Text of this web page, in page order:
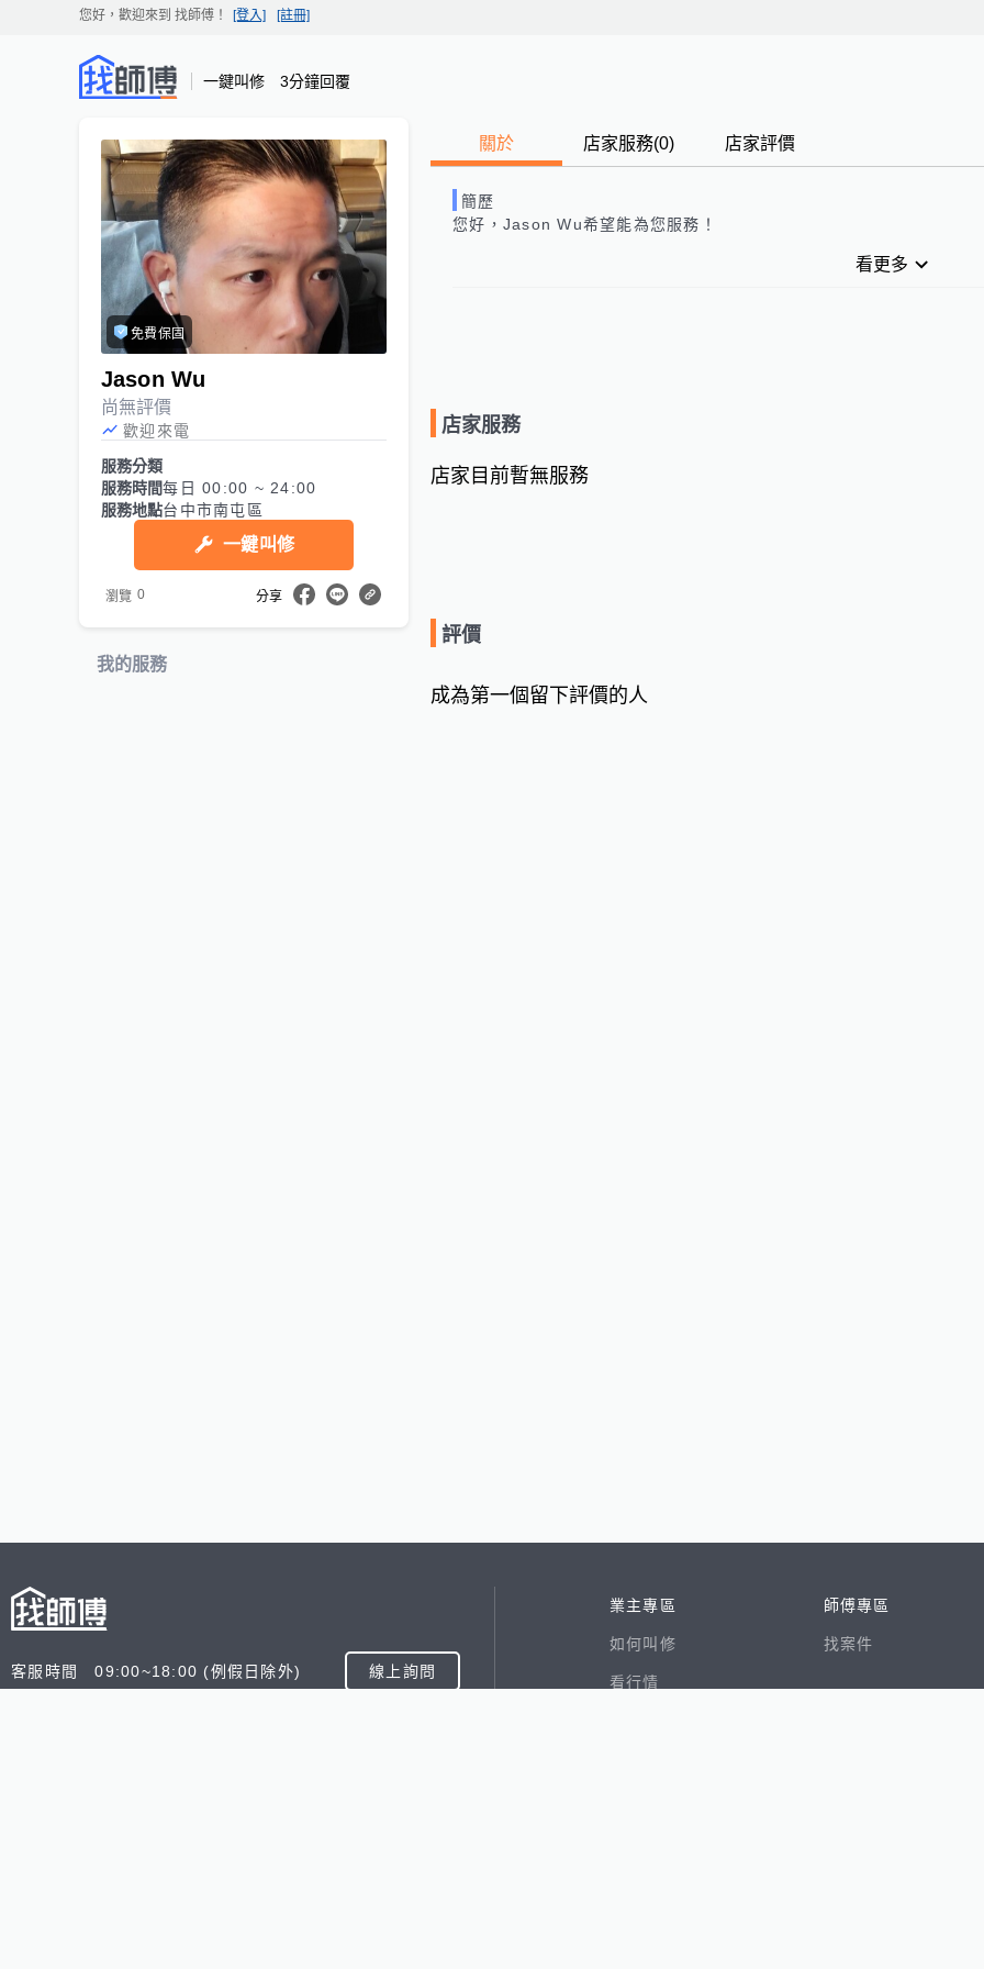
您好，歡迎來到 找師傅 ！ [登入] [註冊]
一鍵叫修 3分鐘回覆
免費保固
Jason Wu
尚無評價
歡迎來電
服務分類
服務時間每日 00:00 ~ 24:00
服務地點台中市南屯區
一鍵叫修
瀏覽 0 分享
我的服務
關於 店家服務(0) 店家評價
簡歷
您好， Jason Wu希望能為您服務！
看更多
店家服務
店家目前暫無服務
評價
成為第一個留下評價的人
客服時間 09:00~18:00 (例假日除外) 線上詢問
業主專區
如何叫修
看行情
師傅專區
找案件